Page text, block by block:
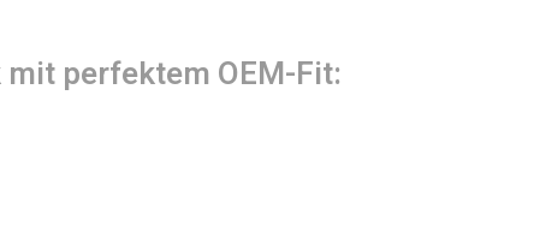
perfektem OEM-Fit: